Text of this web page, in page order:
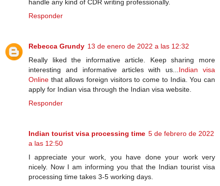
handle any kind of CDR writing professionally.
Responder
Rebecca Grundy 13 de enero de 2022 a las 12:32
Really liked the informative article. Keep sharing more
interesting and informative articles with us... Indian visa
Online that allows foreign visitors to come to India. You can
apply for Indian visa through the Indian visa website.
Responder
Indian tourist visa processing time 5 de febrero de 2022
a las 12:50
I appreciate your work, you have done your work very
nicely. Now I am informing you that the Indian tourist visa
processing time takes 3-5 working days.